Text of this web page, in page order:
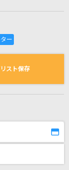
一覧
リスト保存